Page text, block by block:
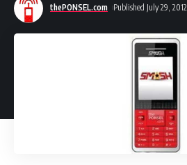
thePONSEL.com Published July 29, 2012